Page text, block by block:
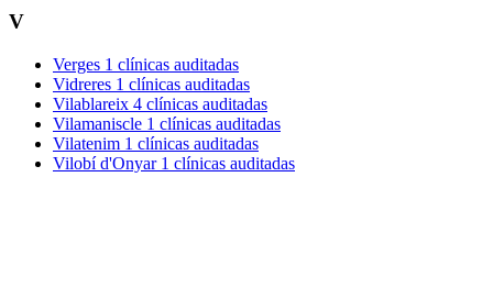
V
Verges 1 clínicas auditadas
Vidreres 1 clínicas auditadas
Vilablareix 4 clínicas auditadas
Vilamaniscle 1 clínicas auditadas
Vilatenim 1 clínicas auditadas
Vilobí d'Onyar 1 clínicas auditadas